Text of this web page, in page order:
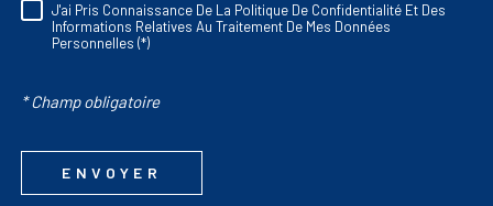
RÈGLEMENTATION
J'ai Pris Connaissance De La Politique De Confidentialité Et Des
Informations Relatives Au Traitement De Mes Données
Personnelles (*)
* Champ obligatoire
ENVOYER